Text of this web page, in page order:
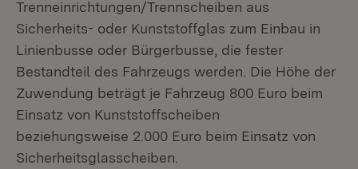
Trenneinrichtungen/Trennscheiben aus
Sicherheits- oder Kunststoffglas zum Einbau in
Linienbusse oder Bürgerbusse, die fester
Bestandteil des Fahrzeugs werden. Die Höhe der
Zuwendung beträgt je Fahrzeug 800 Euro beim
Einsatz von Kunststoffscheiben
beziehungsweise 2.000 Euro beim Einsatz von
Sicherheitsglasscheiben.